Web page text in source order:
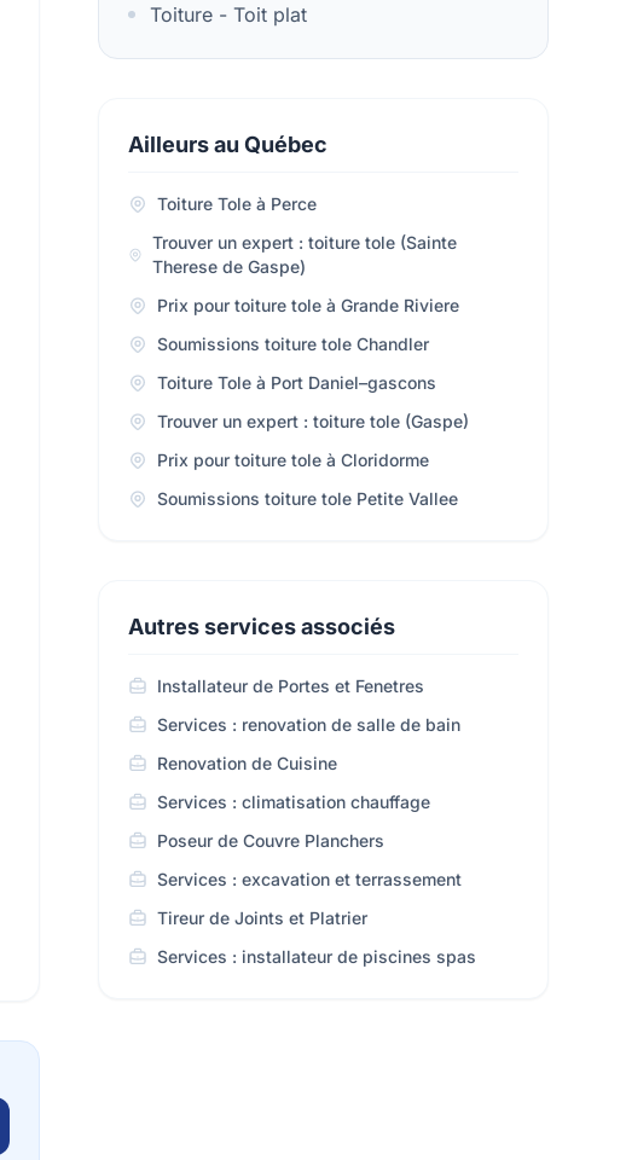
Toiture - Toit plat
Ailleurs au Québec
Toiture Tole à Perce
Trouver un expert : toiture tole (Sainte
Therese de Gaspe)
Prix pour toiture tole à Grande Riviere
Soumissions toiture tole Chandler
Toiture Tole à Port Daniel–gascons
Trouver un expert : toiture tole (Gaspe)
Prix pour toiture tole à Cloridorme
Soumissions toiture tole Petite Vallee
Autres services associés
Installateur de Portes et Fenetres
Services : renovation de salle de bain
Renovation de Cuisine
Services : climatisation chauffage
Poseur de Couvre Planchers
Services : excavation et terrassement
Tireur de Joints et Platrier
Services : installateur de piscines spas